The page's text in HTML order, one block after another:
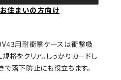
住まいの方向け
用耐衝撃ケースは衝撃吸
格をクリア。しっかりガードし
で落下防止にも役立ちます。